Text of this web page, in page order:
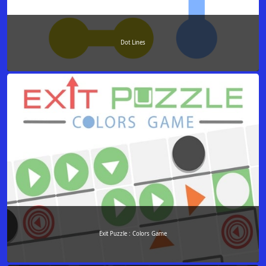
Dot Lines
Exit Puzzle : Colors Game